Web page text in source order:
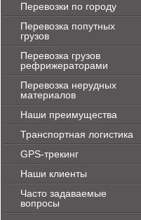
Перевозки по городу
Перевозка попутных
грузов
Перевозка грузов
рефрижераторами
Перевозка нерудных
материалов
Наши преимущества
Транспортная логистика
GPS-трекинг
Наши клиенты
Часто задаваемые
вопросы